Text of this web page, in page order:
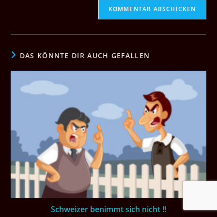
DAS KÖNNTE DIR AUCH GEFALLEN
Schweizer benimmt sich nicht !!